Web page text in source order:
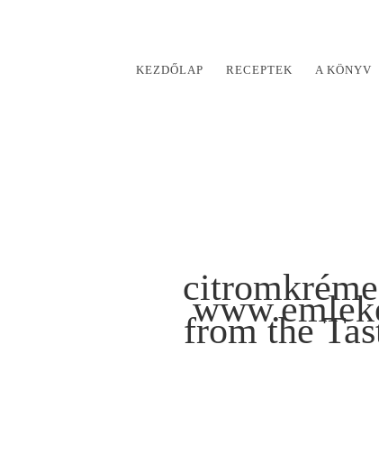
KEZDŐLAP RECEPTEK A KÖNYV
from the